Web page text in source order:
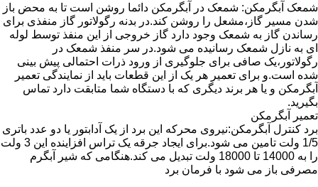
شمعک آبگرمکن: شمعک در آبگرمکن دائما روشن است تا به محض باز
شدن مسیر گاز،مشعل را روشن کند.در بدنه رگولاتور گاز منفذی برای
رساندن گاز به شمعک وجود دارد گاز خروجی از این منفذ توسط لوله
ای به نازل شمعک رسانیده می شود.در سر منفذ شمعک در
رگولاتور،یک صافی برای جلوگیری از ورود ذرات احتمالی پیش بینی
شده است.و برای تعمیر هر یک از این قطعات باید از نمایندگی تعمیر
آبگرمکن و یا هر برند دیگری که با دستگاه شما متابقت دارد تماس
بگیرید.
تعمیر آبگرمکن
برد کنترل آبگرمکن:نیروی محرکه این برد از یک آدابتور یا دو عدد باتری
1/5 ولت تامین می شود.برای ایجاد جرقه یک تراس افزاینده این 3 ولت
را به 14000 تا 18000 ولت تبدیل می کند.هنگامی که شیر آبگرم
مصرفی باز می شود با فرمان برد